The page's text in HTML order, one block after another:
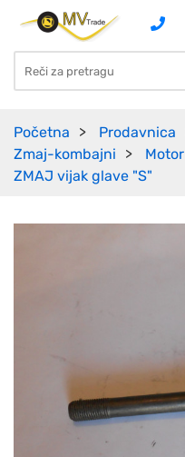
Početna
Prodavnica
Zmaj-kombajni
Motor
ZMAJ vijak glave "S"